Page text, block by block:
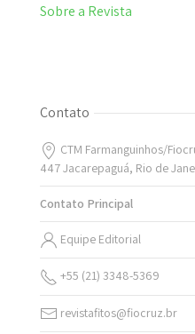
Sobre a Revista
Contato
CTM Farmanguinhos/
447 Jacarepaguá, Rio de
Contato Principal
Equipe Editorial
+55 (21) 3348-5369
revistafitos@fiocruz.br